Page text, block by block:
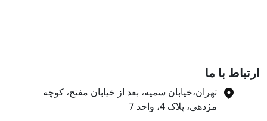
با ما
تهران،خیابان سمیه، بعد از خیابان مفتح، کوچه
مژدهی، پلاک 4، واحد 7